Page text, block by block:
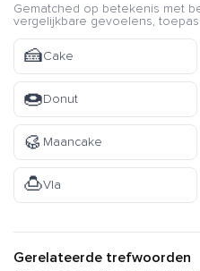
Gematched op betekenis met
vergelijkbare gevoelens,
🍰Cake
🍩Donut
🥮 Maancake
🍮Vla
Gerelateerde trefwoorden